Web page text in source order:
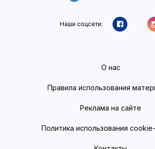
Наши соцсети:
О нас
Правила использования
Реклама на сайте
Политика использования